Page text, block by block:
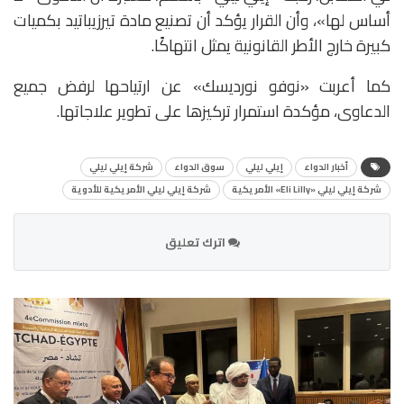
أساس لها»، وأن القرار يؤكد أن تصنيع مادة تيرزيباتيد بكميات
كبيرة خارج الأطر القانونية يمثل انتهاكًا.
كما أعربت «نوفو نورديسك» عن ارتياحها لرفض جميع
الدعاوى، مؤكدة استمرار تركيزها على تطوير علاجاتها.
أخبار الدواء إيلي ليلي سوق الدواء
شركة إيلي ليلي
شركة إيلي ليلي «Eli Lilly» الأمريكية
شركة إيلي ليلي الأمريكية للأدوية
اترك تعليق